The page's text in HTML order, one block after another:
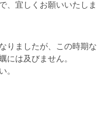
、宜しくお願いいたしま
りましたが、この時期な
には及びません。
。